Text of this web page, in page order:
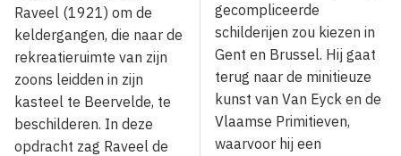
Raveel (1921) om de
keldergangen, die naar de
rekreatieruimte van zijn
zoons leidden in zijn
kasteel te Beervelde, te
beschilderen. In deze
opdracht zag Raveel de
gecompli­ceerde
schilderijen zou kiezen in
Gent en Brussel. Hij gaat
terug naar de minitieuze
kunst van Van Eyck en de
Vlaamse Primitieven,
waarvoor hij een